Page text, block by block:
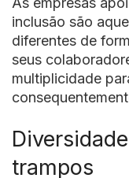
inclusão são
diferentes de
seus
multiplicidade
trampos